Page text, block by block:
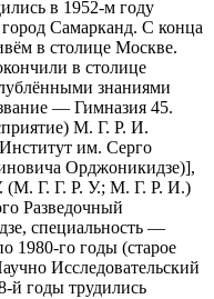
в 1952-м году
город Самарканд. С конца
в столице Москве.
в столице
знаниями
— Гимназия 45.
М. Г. Р. И.
им. Серго
Орджоникидзе)],
(М. Г. Г. Р. У.; М. Г. Р. И.)
Разведочный
специальность —
1980-го годы (старое
Исследовательский
й годы трудились